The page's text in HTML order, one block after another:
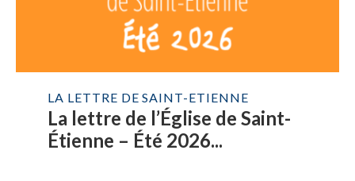
LA LETTRE DE SAINT-ETIENNE
La lettre de l’Église de Saint-
Étienne – Été 2026...